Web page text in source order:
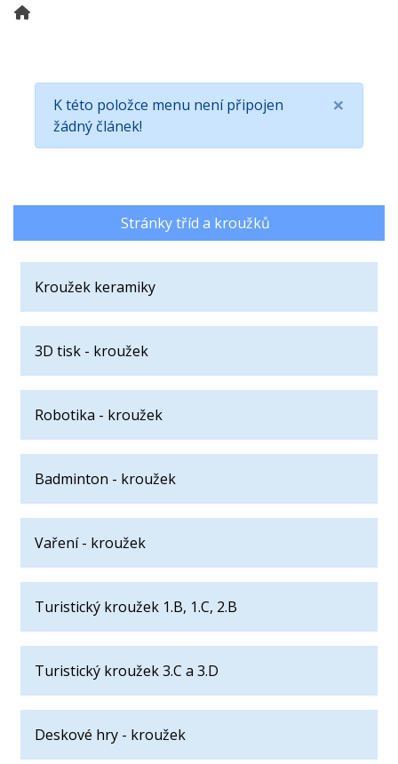
×
K této položce menu není připojen
žádný článek!
Stránky tříd a kroužků
Kroužek keramiky
3D tisk - kroužek
Robotika - kroužek
Badminton - kroužek
Vaření - kroužek
Turistický kroužek 1.B, 1.C, 2.B
Turistický kroužek 3.C a 3.D
Deskové hry - kroužek